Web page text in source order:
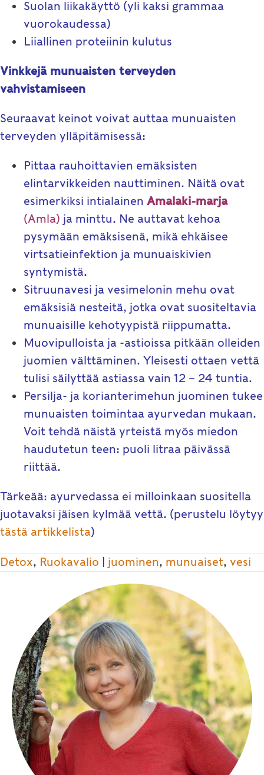
Suolan liikakäyttö (yli kaksi grammaa
vuorokaudessa)
Liiallinen proteiinin kulutus
Vinkkejä munuaisten terveyden
vahvistamiseen
Seuraavat keinot voivat auttaa munuaisten
terveyden ylläpitämisessä:
Pittaa rauhoittavien emäksisten
elintarvikkeiden nauttiminen. Näitä ovat
esimerkiksi intialainen Amalaki-marja
(Amla) ja minttu. Ne auttavat kehoa
pysymään emäksisenä, mikä ehkäisee
virtsatieinfektion ja munuaiskivien
syntymistä.
Sitruunavesi ja vesimelonin mehu ovat
emäksisiä nesteitä, jotka ovat suositeltavia
munuaisille kehotyypistä riippumatta.
Muovipulloista ja -astioissa pitkään olleiden
juomien välttäminen. Yleisesti ottaen vettä
tulisi säilyttää astiassa vain 12 – 24 tuntia.
Persilja- ja korianterimehun juominen tukee
munuaisten toimintaa ayurvedan mukaan.
Voit tehdä näistä yrteistä myös miedon
haudutetun teen: puoli litraa päivässä
riittää.
Tärkeää: ayurvedassa ei milloinkaan suositella
juotavaksi jäisen kylmää vettä. (perustelu löytyy
tästä artikkelista)
Detox, Ruokavalio juominen, munuaiset, vesi